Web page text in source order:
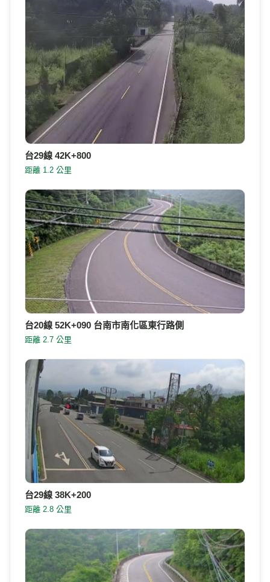
台29線 42K+800
距離 1.2 公里
台20線 52K+090 台南市南化區東行路側
距離 2.7 公里
台29線 38K+200
距離 2.8 公里